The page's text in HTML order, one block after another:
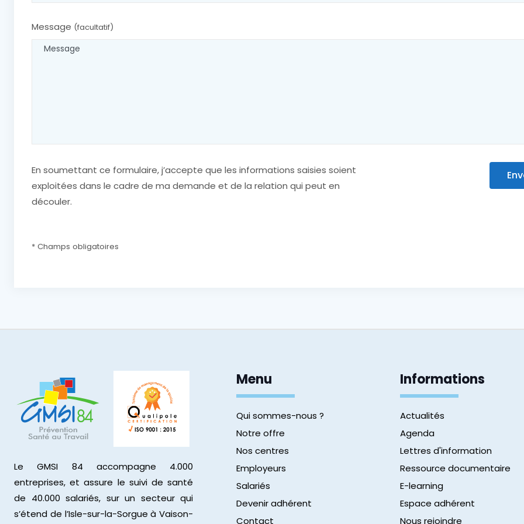
Message (facultatif)
En soumettant ce formulaire, j’accepte que les informations saisies soient
exploitées dans le cadre de ma demande et de la relation qui peut en
découler.
* Champs obligatoires
Le GMSI 84 accompagne 4.000
entreprises, et assure le suivi de santé
de 40.000 salariés, sur un secteur qui
s’étend de l’Isle-sur-la-Sorgue à Vaison-
Menu
Qui sommes-nous ?
Notre offre
Nos centres
Employeurs
Salariés
Devenir adhérent
Contact
Informations
Actualités
Agenda
Lettres d'information
Ressource documentaire
E-learning
Espace adhérent
Nous rejoindre